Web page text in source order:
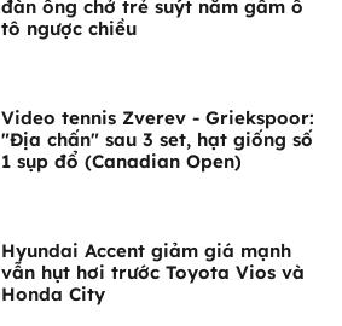
đàn ông chở trẻ suýt nằm gầm ô
tô ngược chiều
Video tennis Zverev - Griekspoor:
"Địa chấn" sau 3 set, hạt giống số
1 sụp đổ (Canadian Open)
Hyundai Accent giảm giá mạnh
vẫn hụt hơi trước Toyota Vios và
Honda City